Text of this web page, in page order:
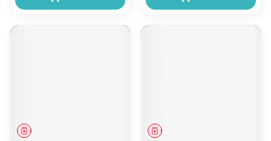
Geneesmiddel Geneesmiddel